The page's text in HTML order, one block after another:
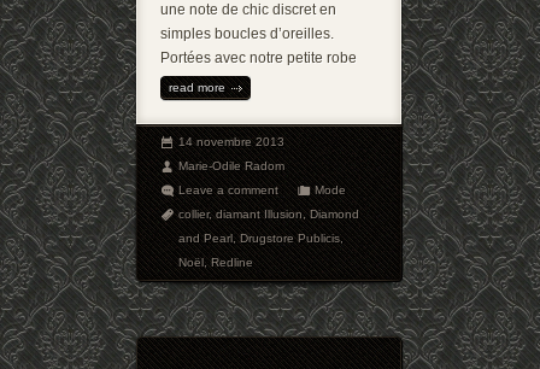
une note de chic discret en
simples boucles d’oreilles.
Portées avec notre petite robe
read more
14 novembre 2013
Marie-Odile Radom
Leave a comment
Mode
collier,diamant Illusion,Diamond
and Pearl,Drugstore Publicis,
Noël,Redline